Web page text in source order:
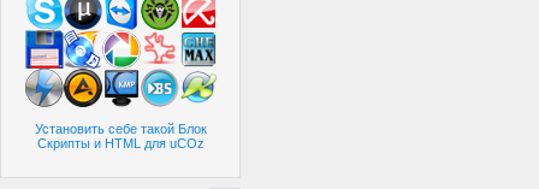
Установить себе такой Блок
Скрипты и HTML для uCOz